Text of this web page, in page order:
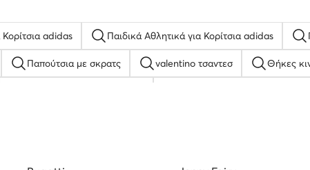
adidas Παιδικά Αθλητικά για Κορίτσια adidas
Παπούτσια με σκρατς valentino τσαντεσ Θήκες